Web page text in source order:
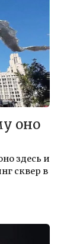
оно
здесь и
сквер в